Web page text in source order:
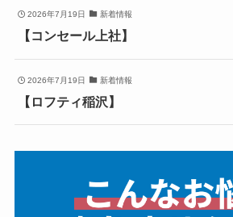
2026年7月19日 新着情報
【コンセール上社】
2026年7月19日 新着情報
【ロフティ稲沢】